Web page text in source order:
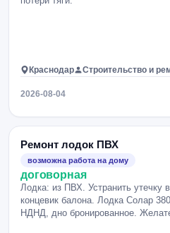
Краснодар Строительство и
2026-08-04
Ремонт лодок ПВХ
возможна работа на дому
договорная
Лодка: из ПВХ. Устранить утечку
концевик балона. Лодка Солар
НДНД, дно бронированное.